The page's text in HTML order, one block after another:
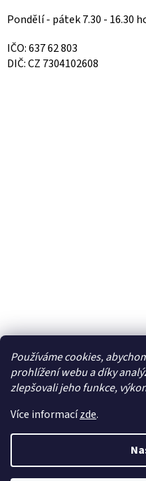
Používáme cookies,
prohlížení webu a díky
zlepšovali jeho funkce,
Více informacízde.
Pondělí - pátek 7.30 - 16.30
IČO: 637 62 803
DIČ: CZ 7304102608
Facebook
Vytvořil Shoptet
Copyright 2026Elcar -